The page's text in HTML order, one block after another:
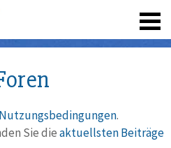
Nutzungsbedingungen.
Sie dieaktuellsten Beiträge